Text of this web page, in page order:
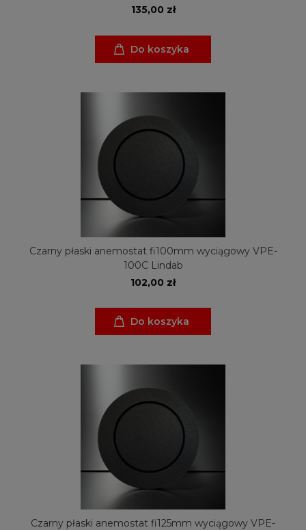
135,00 zł
Do koszyka
Czarny płaski anemostat fi100mm wyciągowy VPE-
100C Lindab
102,00 zł
Do koszyka
Czarny płaski anemostat fi125mm wyciągowy VPE-